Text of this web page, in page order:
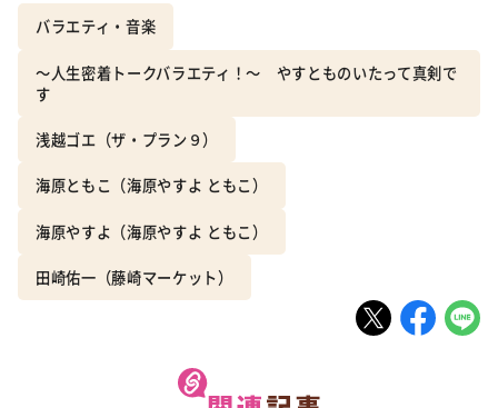
バラエティ・音楽
～人生密着トークバラエティ！～ やすとものいたって真剣で
す
浅越ゴエ（ザ・プラン９）
海原ともこ（海原やすよ ともこ）
海原やすよ（海原やすよ ともこ）
田崎佑一（藤崎マーケット）